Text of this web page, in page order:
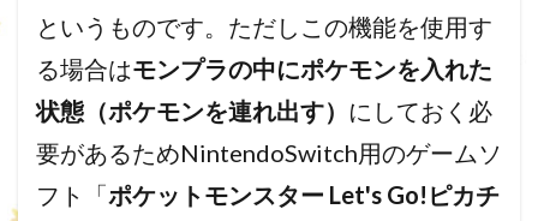
というものです。ただしこの機能を使用す
る場合はモンプラの中にポケモンを入れた
状態（ポケモンを連れ出す） にしておく必
要があるためNintendoSwitch用のゲームソ
フト「ポケットモンスター Let's Go!ピカチ